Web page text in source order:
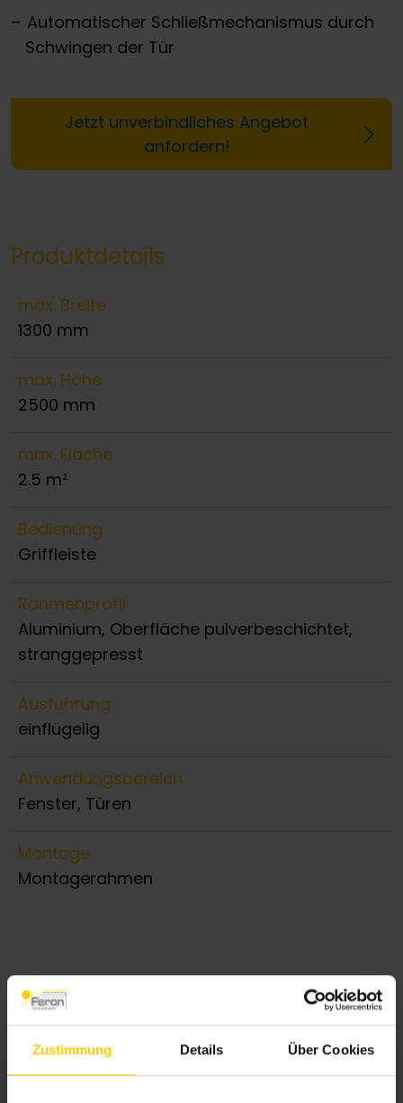
Zustimmung Details Über Cookies
Automatischer Schließmechanismus durch
Schwingen der Tür
Jetzt unverbindliches Angebot
anfordern!
Produktdetails
max. Breite
1300 mm
max. Höhe
2500 mm
max. Fläche
2.5 m²
Bedienung
Griffleiste
Rahmenprofil
Aluminium, Oberfläche pulverbeschichtet,
stranggepresst
Ausführung
einflügelig
Anwendungsbereich
Fenster, Türen
Montage
Montagerahmen